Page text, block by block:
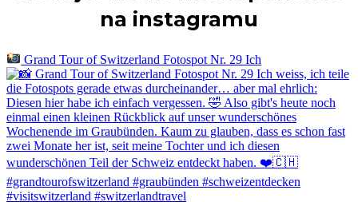
na instagramu
Grand Tour of Switzerland Fotospot Nr. 29 Ich